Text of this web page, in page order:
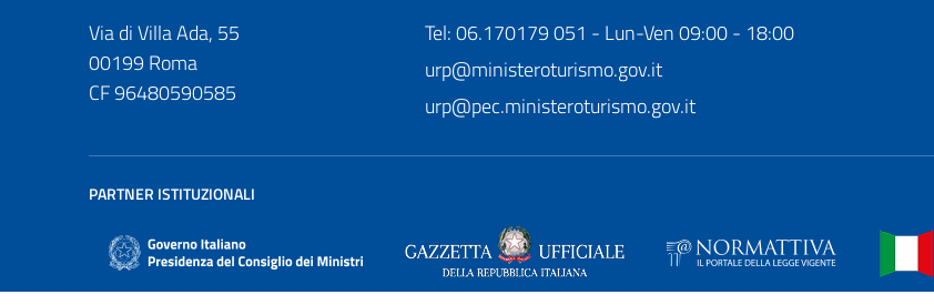
Via di Villa Ada, 55
00199 Roma
CF 96480590585
Tel: 06.170179 051 - Lun-Ven 09:00 - 18:00
urp@ministeroturismo.gov.it
urp@pec.ministeroturismo.gov.it
PARTNER ISTITUZIONALI